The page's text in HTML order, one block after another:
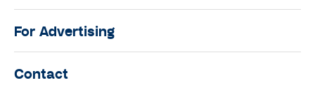
For Advertising
Contact